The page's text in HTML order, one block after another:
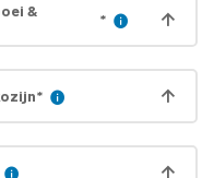
&
*
*